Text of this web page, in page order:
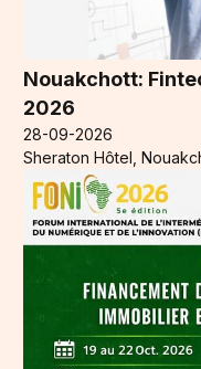
Nouakchott:
2026
28-09-2026
Sheraton Hôtel,